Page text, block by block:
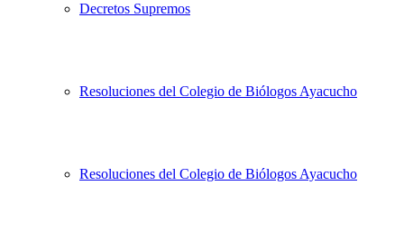
Decretos Supremos
Resoluciones del Colegio de Biólogos Ayacucho
Resoluciones del Colegio de Biólogos Ayacucho